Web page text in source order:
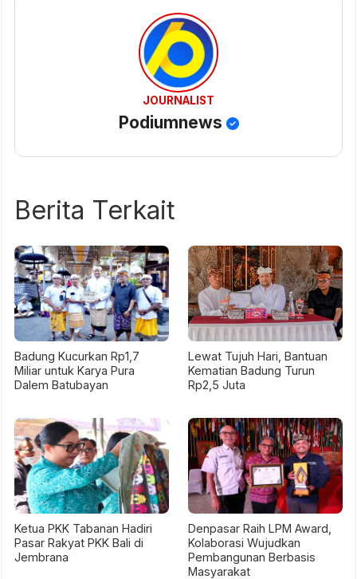
JOURNALIST
Podiumnews
Berita Terkait
Badung Kucurkan Rp1,7
Miliar untuk Karya Pura
Dalem Batubayan
Lewat Tujuh Hari, Bantuan
Kematian Badung Turun
Rp2,5 Juta
Ketua PKK Tabanan Hadiri
Pasar Rakyat PKK Bali di
Jembrana
Denpasar Raih LPM Award,
Kolaborasi Wujudkan
Pembangunan Berbasis
Masyarakat